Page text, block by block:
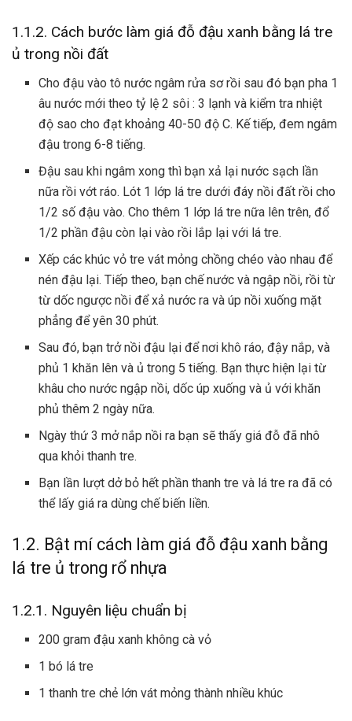
1.1.2. Cách bước làm giá đỗ đậu xanh bằng lá tre
ủ trong nồi đất
Cho đậu vào tô nước ngâm rửa sơ rồi sau đó bạn pha 1
âu nước mới theo tỷ lệ 2 sôi : 3 lạnh và kiểm tra nhiệt
độ sao cho đạt khoảng 40-50 độ C. Kế tiếp, đem ngâm
đậu trong 6-8 tiếng.
Đậu sau khi ngâm xong thì bạn xả lại nước sạch lần
nữa rồi vớt ráo. Lót 1 lớp lá tre dưới đáy nồi đất rồi cho
1/2 số đậu vào. Cho thêm 1 lớp lá tre nữa lên trên, đổ
1/2 phần đậu còn lại vào rồi lắp lại với lá tre.
Xếp các khúc vỏ tre vát mỏng chồng chéo vào nhau để
nén đậu lại. Tiếp theo, bạn chế nước và ngập nồi, rồi từ
từ dốc ngược nồi để xả nước ra và úp nồi xuống mặt
phẳng để yên 30 phút.
Sau đó, bạn trở nồi đậu lại để nơi khô ráo, đậy nắp, và
phủ 1 khăn lên và ủ trong 5 tiếng. Bạn thực hiện lại từ
khâu cho nước ngập nồi, dốc úp xuống và ủ với khăn
phủ thêm 2 ngày nữa.
Ngày thứ 3 mở nắp nồi ra bạn sẽ thấy giá đỗ đã nhô
qua khỏi thanh tre.
Bạn lần lượt dở bỏ hết phần thanh tre và lá tre ra đã có
thể lấy giá ra dùng chế biến liền.
1.2. Bật mí cách làm giá đỗ đậu xanh bằng
lá tre ủ trong rổ nhựa
1.2.1. Nguyên liệu chuẩn bị
200 gram đậu xanh không cà vỏ
1 bó lá tre
1 thanh tre chẻ lớn vát mỏng thành nhiều khúc